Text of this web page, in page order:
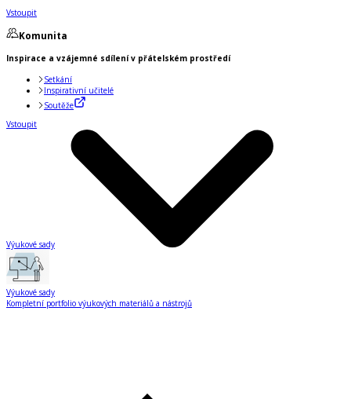
Vstoupit
Komunita
Inspirace a vzájemné sdílení v přátelském prostředí
Setkání
Inspirativní učitelé
Soutěže
Vstoupit
Výukové sady
Výukové sady
Kompletní portfolio výukových materiálů a nástrojů